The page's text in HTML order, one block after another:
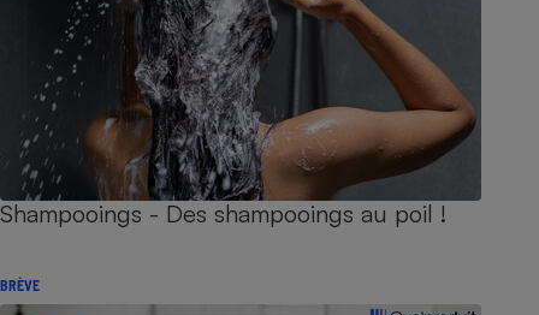
Shampooings - Des shampooings au poil !
BRÈVE